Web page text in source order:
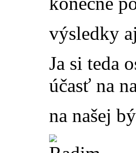
výsledky
Ja si teda
účasť na
na našej